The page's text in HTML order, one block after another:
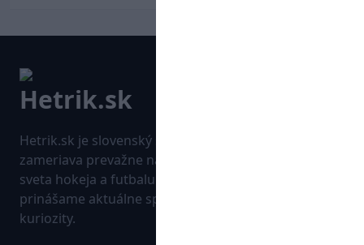
Hetrik.sk je slovenský športový portál, ktorý sa
zameriava prevažne na najnovšie informácie zo
sveta hokeja a futbalu. Pravidelne na dennej báze
prinášame aktuálne správy, góly, zaujímavosti a
kuriozity.